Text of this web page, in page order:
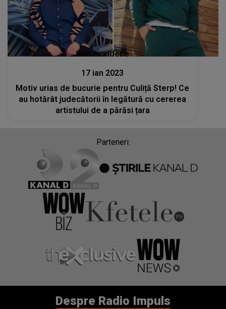
Stiri mondene
17 ian 2023
Motiv urias de bucurie pentru Culiță Sterp! Ce
au hotărât judecătorii în legătură cu cererea
artistului de a părăsi țara
Parteneri:
Despre Radio Impuls